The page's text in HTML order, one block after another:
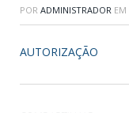
POR ADMINISTRADOR EM
AUTORIZAÇÃO